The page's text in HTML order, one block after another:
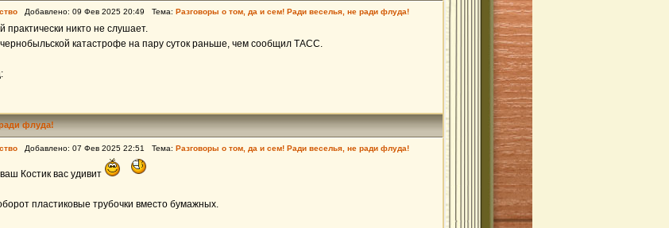
Добавлено: 09 Фев 2025 20:49 Тема: Разговоры о том, да и сем! Ради веселья, не ради флуда!
практически никто не слушает.
катастрофе на пару суток раньше, чем сообщил ТАСС.
флуда!
Добавлено: 07 Фев 2025 22:51 Тема: Разговоры о том, да и сем! Ради веселья, не ради флуда!
Костик вас удивит
пластиковые трубочки вместо бумажных.